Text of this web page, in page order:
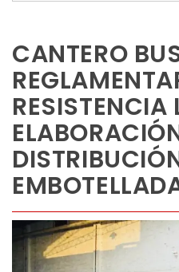
CANTERO
RESISTENCIA